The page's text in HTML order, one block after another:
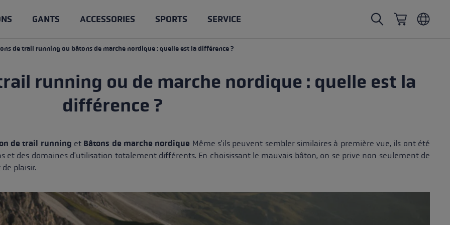
GANTS ACCESSORIES SPORTS SERVICE
Compétition
Entrainement
Longueur fixe
de randonnée Service
Soin et entretien des bâtons
Accessoires & pièces de rechange
running Gants pour femmes
Lobster
Gants imperméables
& pièces détachées
Bâtons
Gants
Bâtons
des bâtons de trail
avec des bâtons de
bâtons de trail
bâtons de marche
est la différence ?
de tes bâtons
: la bonne technique
de trail running ou bâtons de marche nordique : quelle est la différence ?
running ou de marche nordique : quelle est la
différence ?
de trail running et Bâtons de marche nordique Même s'ils peuvent sembler similaires à première vue, ils ont été
et des domaines d'utilisation totalement différents. En choisissant le mauvais bâton, on se prive non seulement de
plaisir.